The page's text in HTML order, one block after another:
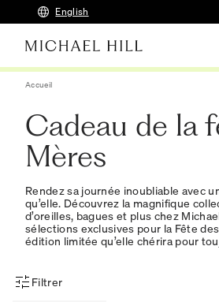
English
Accueil
Cadeau de la
Mères
Rendez sa journée inoubliable avec
qu’elle. Découvrez la magnifique
d’oreilles, bagues et plus chez
sélections exclusives pour la Fête
édition limitée qu’elle chérira pour
Menu des filtres d'articles
Filtrer